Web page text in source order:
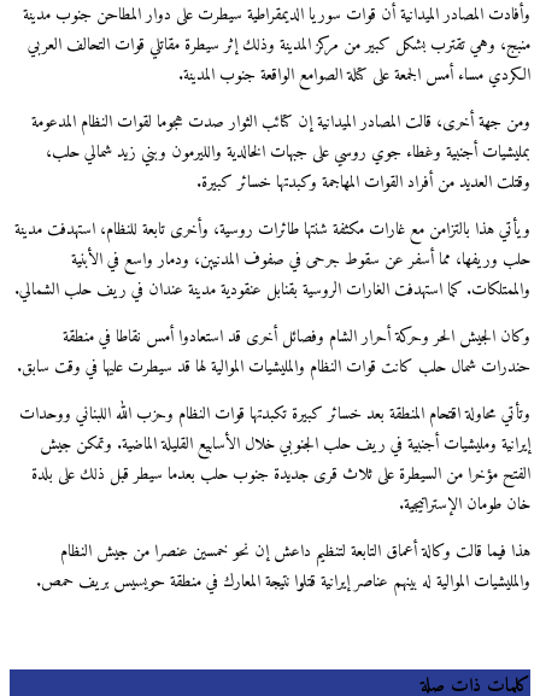
وأفادت المصادر الميدانية أن قوات سوريا الديمقراطية سيطرت على دوار المطاحن جنوب مدينة
منبج، وهي تقترب بشكل كبير من مركز المدينة وذلك إثر سيطرة مقاتلي قوات التحالف العربي
الكردي مساء أمس الجمعة على كتلة الصوامع الواقعة جنوب المدينة.
ومن جهة أخرى، قالت المصادر الميدانية إن كتائب الثوار صدت هجوما لقوات النظام المدعومة
بمليشيات أجنبية وغطاء جوي روسي على جبهات الخالدية والليرمون وبني زيد شمالي حلب،
وقتلت العديد من أفراد القوات المهاجمة وكبدتها خسائر كبيرة.
ويأتي هذا بالتزامن مع غارات مكثفة شنتها طائرات روسية، وأخرى تابعة للنظام، استهدفت مدينة
حلب وريفها، مما أسفر عن سقوط جرحى في صفوف المدنيين، ودمار واسع في الأبنية
والممتلكات. كما استهدفت الغارات الروسية بقنابل عنقودية مدينة عندان في ريف حلب الشمالي.
وكان الجيش الحر وحركة أحرار الشام وفصائل أخرى قد استعادوا أمس نقاطا في منطقة
حندرات شمال حلب كانت قوات النظام والمليشيات الموالية لها قد سيطرت عليها في وقت سابق.
وتأتي محاولة اقتحام المنطقة بعد خسائر كبيرة تكبدتها قوات النظام وحزب الله اللبناني ووحدات
إيرانية ومليشيات أجنبية في ريف حلب الجنوبي خلال الأسابيع القليلة الماضية. وتمكن جيش
الفتح مؤخرا من السيطرة على ثلاث قرى جديدة جنوب حلب بعدما سيطر قبل ذلك على بلدة
خان طومان الإستراتيجية.
هذا فيما قالت وكالة أعماق التابعة لتنظيم داعش إن نحو خمسين عنصرا من جيش النظام
والمليشيات الموالية له بينهم عناصر إيرانية قتلوا نتيجة المعارك في منطقة حويسيس بريف حمص.
كلمات ذات صلة